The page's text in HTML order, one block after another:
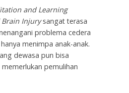
and Learning
Injury sangat terasa
problema cedera
menimpa anak-anak.
dewasa pun bisa
pemulihan